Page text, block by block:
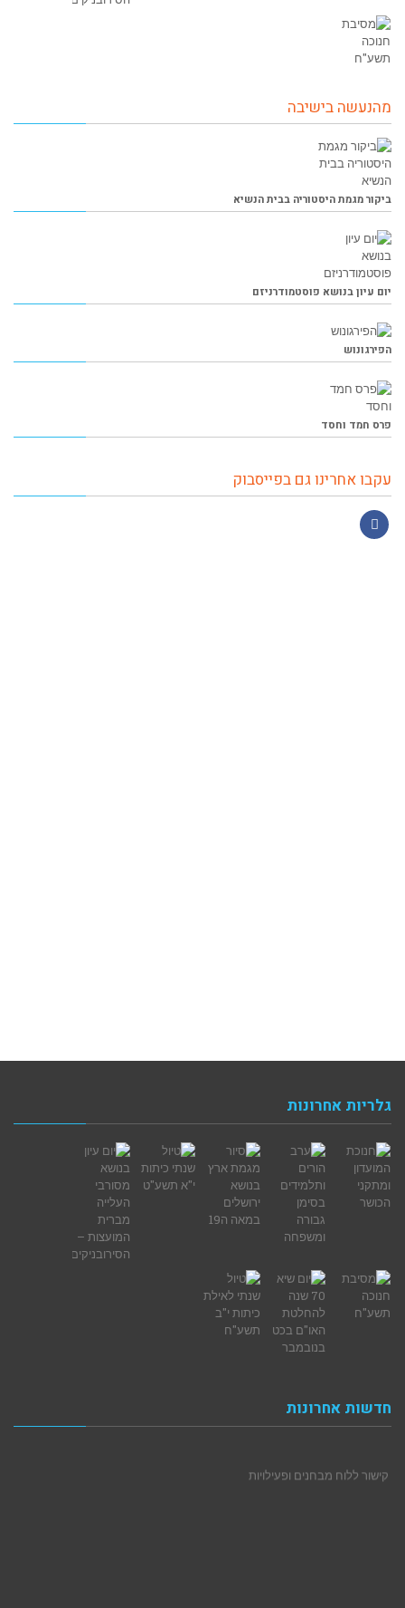
מהנעשה בישיבה
ביקור מגמת היסטוריה בבית הנשיא
יום עיון בנושא פוסטמודרניזם
הפירגונוש
פרס חמד וחסד
עקבו אחרינו גם בפייסבוק
גלריות אחרונות
חדשות אחרונות
קישור ללוח מבחנים ופעילויות